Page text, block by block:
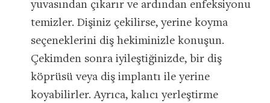
yuvasından çıkarır ve ardından enfeksiyonu
temizler. Dişiniz çekilirse, yerine koyma
seçeneklerini diş hekiminizle konuşun.
Çekimden sonra iyileştiğinizde, bir diş
köprüsü veya diş implantı ile yerine
koyabilirler. Ayrıca, kalıcı yerleştirme